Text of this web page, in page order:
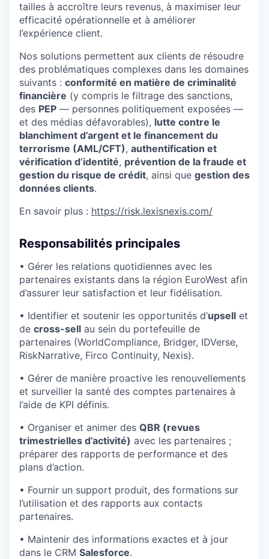
tailles à accroître leurs revenus, à maximiser leur
efficacité opérationnelle et à améliorer
l’expérience client.
Nos solutions permettent aux clients de résoudre
des problématiques complexes dans les domaines
suivants : conformité en matière de criminalité
financière (y compris le filtrage des sanctions,
des PEP — personnes politiquement exposées —
et des médias défavorables), lutte contre le
blanchiment d’argent et le financement du
terrorisme (AML/CFT), authentification et
vérification d’identité, prévention de la fraude et
gestion du risque de crédit, ainsi que gestion des
données clients.
En savoir plus : https://risk.lexisnexis.com/
Responsabilités principales
• Gérer les relations quotidiennes avec les
partenaires existants dans la région EuroWest afin
d’assurer leur satisfaction et leur fidélisation.
• Identifier et soutenir les opportunités d’upsell et
de cross-sell au sein du portefeuille de
partenaires (WorldCompliance, Bridger, IDVerse,
RiskNarrative, Firco Continuity, Nexis).
• Gérer de manière proactive les renouvellements
et surveiller la santé des comptes partenaires à
l’aide de KPI définis.
• Organiser et animer des QBR (revues
trimestrielles d’activité) avec les partenaires ;
préparer des rapports de performance et des
plans d’action.
• Fournir un support produit, des formations sur
l’utilisation et des rapports aux contacts
partenaires.
• Maintenir des informations exactes et à jour
dans le CRM Salesforce.